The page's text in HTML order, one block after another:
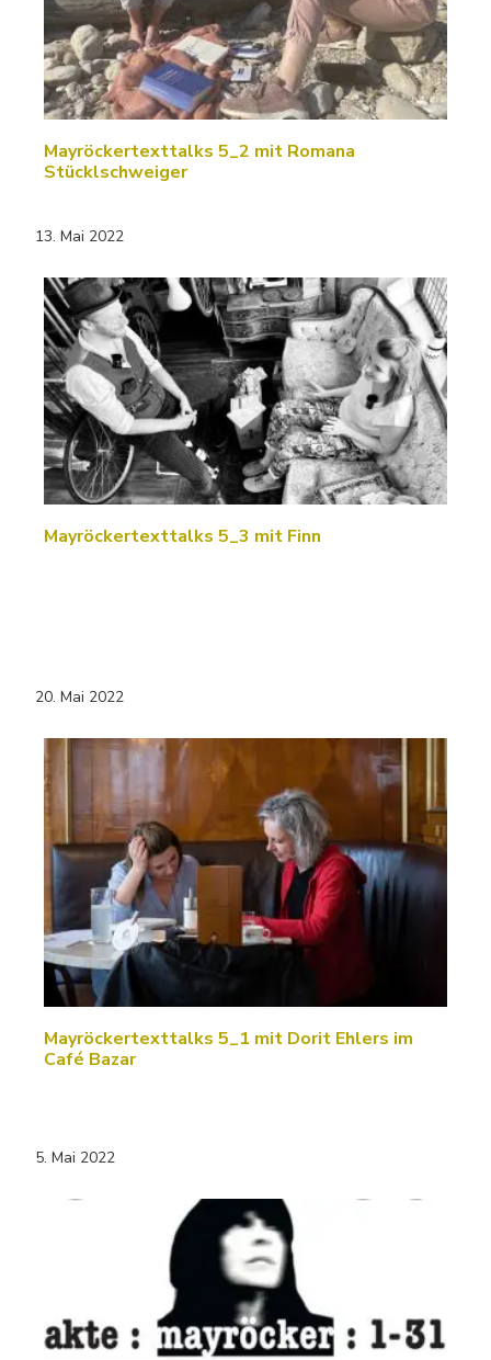
Mayröckertexttalks 5_2 mit Romana
Stücklschweiger
13. Mai 2022
Mayröckertexttalks 5_3 mit Finn
20. Mai 2022
Mayröckertexttalks 5_1 mit Dorit Ehlers im
Café Bazar
5. Mai 2022